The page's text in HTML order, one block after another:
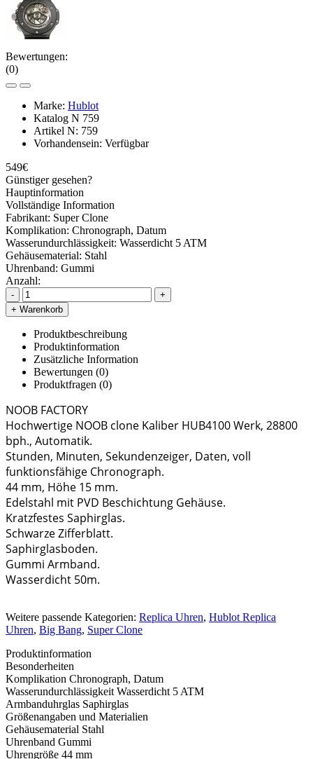
Bewertungen:
(0)
Marke: Hublot
Katalog N 759
Artikel N: 759
Vorhandensein: Verfügbar
549€
Günstiger gesehen?
Hauptinformation
Vollständige Information
Fabrikant: Super Clone
Komplikation: Chronograph, Datum
Wasserundurchlässigkeit: Wasserdicht 5 ATM
Gehäusematerial: Stahl
Uhrenband: Gummi
Anzahl:
-
+
+ Warenkorb
Produktbeschreibung
Produktinformation
Zusätzliche Information
Bewertungen (0)
Produktfragen (0)
NOOB FACTORY
Hochwertige NOOB clone Kaliber HUB4100 Werk, 28800
bph., Automatik.
Stunden, Minuten, Sekundenzeiger, Daten, voll
funktionsfähige Chronograph.
44 mm, Höhe 15 mm.
Edelstahl mit PVD Beschichtung Gehäuse.
Kratzfestes Saphirglas.
Schwarze Zifferblatt.
Saphirglasboden.
Gummi Armband.
Wasserdicht 50m.
Weitere passende Kategorien: Replica Uhren, Hublot Replica
Uhren, Big Bang, Super Clone
Produktinformation
Besonderheiten
Komplikation Chronograph, Datum
Wasserundurchlässigkeit Wasserdicht 5 ATM
Armbanduhrglas Saphirglas
Größenangaben und Materialien
Gehäusematerial Stahl
Uhrenband Gummi
Uhrengröße 44 mm